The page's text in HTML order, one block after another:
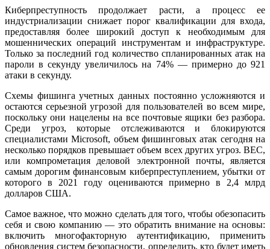
Киберпреступность продолжает расти, а процесс ее
индустриализации снижает порог квалификации для входа,
предоставляя более широкий доступ к необходимым для
мошеннических операций инструментам и инфраструктуре.
Только за последний год количество спланированных атак на
пароли в секунду увеличилось на 74% — примерно до 921
атаки в секунду.
Схемы фишинга учетных данных постоянно усложняются и
остаются серьезной угрозой для пользователей во всем мире,
поскольку они нацелены на все почтовые ящики без разбора.
Среди угроз, которые отслеживаются и блокируются
специалистами Microsoft, объем фишинговых атак сегодня на
несколько порядков превышает объем всех других угроз. BEC,
или компрометация деловой электронной почты, является
самым дорогим финансовым киберпреступлением, убытки от
которого в 2021 году оцениваются примерно в 2,4 млрд
долларов США.
Самое важное, что можно сделать для того, чтобы обезопасить
себя и свою компанию — это обратить внимание на основы:
включить многофакторную аутентификацию, применить
обновления систем безопасности, определить, кто будет иметь